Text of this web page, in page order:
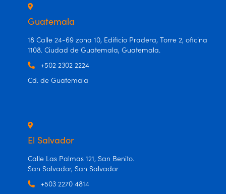
Guatemala
18 Calle 24-69 zona 10, Edificio Pradera, Torre 2, oficina
1108. Ciudad de Guatemala, Guatemala.
+502 2302 2224
Cd. de Guatemala
El Salvador
Calle Las Palmas 121, San Benito.
San Salvador, San Salvador
+503 2270 4814